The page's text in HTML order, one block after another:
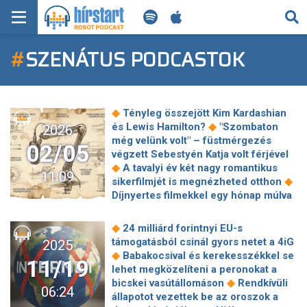
KERESÉS
KEZDŐLAP
FRISS HÍREK
TECH HÍREK
FILM-ZENE-SZÓRAKOZÁS
PLAYLIST
MI AZ A ROBOT PODCAST?
#SZENÁTUS PODCASTOK
2026
02/05
11:09
◆ Tényleg összejött Kim Kardashian
és Lewis Hamilton? ◆ "Szombaton
még velünk volt" – füstmérgezés
végzett Sebestyén Katja volt férjével
◆ A tavalyi év két nagy romantikus
sikerfilmjét is megnézheted otthon ◆
Díjnyertes filmekkel egy hónap múlva
◆ G.w.M megszólalt: így látja a romák
helyzetét ◆ Tucatnyi család vesztheti
el az otthonát egy gyorsvasút miatt ◆
Kínai asztrológia: februárban új ciklus
indul ◆ Azzal izzasztották a Netflix-
vezért a szenátus előtt, hogy túl sok a
2025
11/19
06:24
◆ 24 milliárd forintnyi EU-s
támogatásból csinál gyors netet a 4iG
◆ Babakocsival és kerekesszékkel se
lehet megközelíteni a peronokat a
bicskei vasútállomáson ◆ Rendkívüli
állapotot vezettek be az oroszok a